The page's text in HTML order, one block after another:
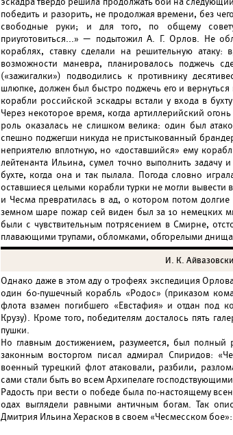
победить и разорить, не продолжая времени, без
свободные руки; и для того, по общему
приуготовиться...» — подытожил А. Г. Орлов. Не
кораблях, ставку сделали на решительную
возможности маневра, планировалось поджечь
(«зажигалки») подводились к противнику
шлюпке, должен был быстро поджечь его и
корабли российской эскадры встали у входа в
Через некоторое время, когда артиллерийский
роль оказалась не слишком велика: один был
спешно поджегши никуда не пристыкованный
неприятелю вплотную, но «доставшийся» ему
лейтенанта Ильина, сумел точно выполнить задачу
бухте, когда она и так пылала. Погода словно
оставшиеся целыми корабли турки не могли
и Чесма превратилась в ад, о котором потом
земном шаре пожар сей виден был за 10 немецких
были с чувствительным потрясением в Смирне,
плавающими трупами, обломками, обгорелыми
И. К.
Однако даже в этом аду о трофеях экспедиция
один 60-пушечный корабль «Родос» (приказом
флота взамен погибшего «Евстафия» и отдан под
Крузу). Кроме того, победителям досталось пять
пушки.
Но главным достижением, разумеется, был
законным восторгом писал адмирал Спиридов:
военный турецкий флот атаковали, разбили,
сами стали быть во всем Архипелаге
Радость при вести о победе была по-настоящему
одах выглядели равными античным богам. Так
Дмитрия Ильина Херасков в своем «Чесмесском бое»: